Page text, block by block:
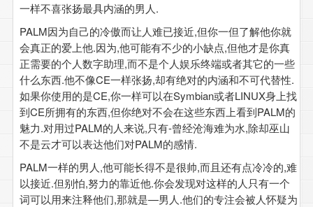
一样不喜张扬最具内涵的男人.
PALM因为自己的冷傲而让人难已接近,但你一但了解他你就
会真正的爱上他.因为,他可能有不少的小缺点,但他才是你真
正需要的个人数字助理,而不是个人娱乐终端或者其它的一些
什么东西.他不像CE一样张扬,却有绝对的内涵和不可代替性.
如果你使用的是CE,你一样可以在Symbian或者LINUX身上找
到CE所拥有的东西,但你绝对不会在这些东西上看到PALM的
魅力.对用过PALM的人来说,只有-曾经沧海难为水,除却巫山
不是云才可以表达他们对PALM的感情.
PALM一样的男人,他可能长得不是很帅,而且还有点冷冷的,难
以接近.但别怕,努力的靠近他.你会发现对这样的人只有一个
词可以用来注释他们,那就是—男人.他们的专注会被人怀疑为